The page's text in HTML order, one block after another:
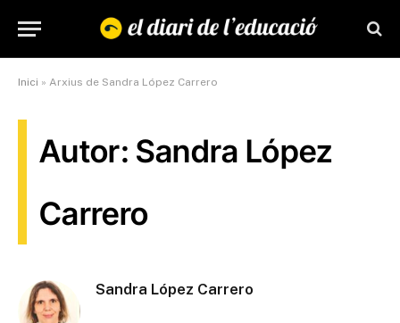
Inici » Arxius de Sandra López Carrero
Autor: Sandra López
Carrero
Sandra López Carrero